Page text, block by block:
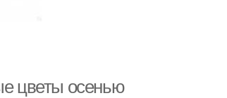
цветы осенью